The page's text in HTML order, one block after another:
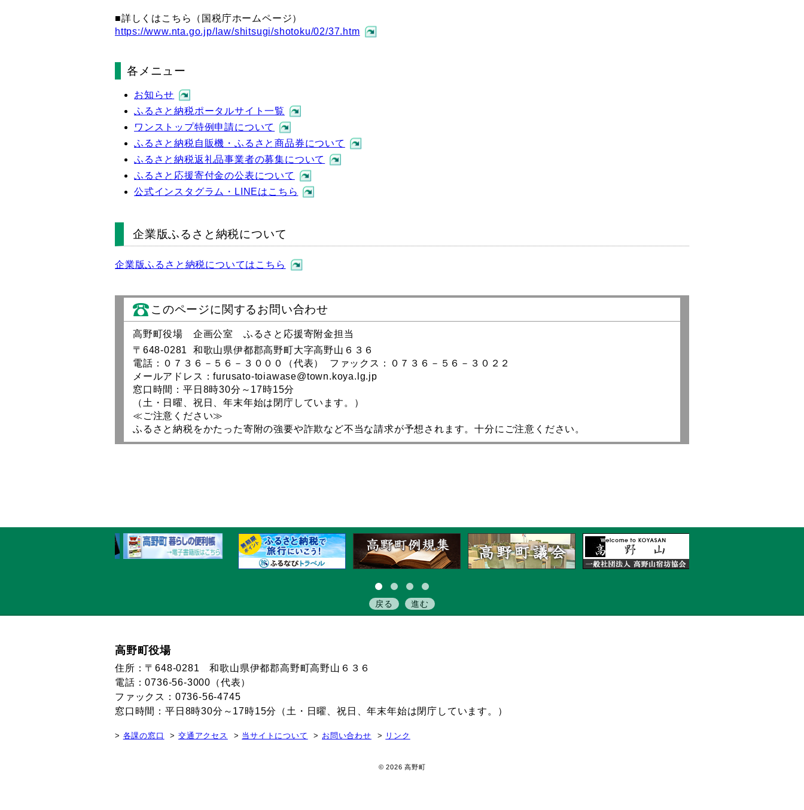
■詳しくはこちら（国税庁ホームページ）
https://www.nta.go.jp/law/shitsugi/shotoku/02/37.htm
各メニュー
お知らせ
ふるさと納税ポータルサイト一覧
ワンストップ特例申請について
ふるさと納税自販機・ふるさと商品券について
ふるさと納税返礼品事業者の募集について
ふるさと応援寄付金の公表について
公式インスタグラム・LINEはこちら
企業版ふるさと納税について
企業版ふるさと納税についてはこちら
このページに関するお問い合わせ
高野町役場 企画公室 ふるさと応援寄附金担当
〒648-0281 和歌山県伊都郡高野町大字高野山６３６
電話：０７３６－５６－３０００（代表） ファックス：０７３６－５６－３０２２
メールアドレス：furusato-toiawase@town.koya.lg.jp
窓口時間：平日8時30分～17時15分
（土・日曜、祝日、年末年始は閉庁しています。）
≪ご注意ください≫
ふるさと納税をかたった寄附の強要や詐欺など不当な請求が予想されます。十分にご注意ください。
戻る 進む
高野町役場
住所：〒648-0281 和歌山県伊都郡高野町高野山６３６
電話：0736-56-3000（代表）
ファックス：0736-56-4745
窓口時間：平日8時30分～17時15分（土・日曜、祝日、年末年始は閉庁しています。）
各課の窓口 交通アクセス 当サイトについて お問い合わせ リンク
© 2026 高野町